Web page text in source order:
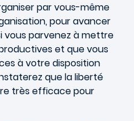
par vous-même
pour avancer
vous parvenez à mettre
et que vous
à votre disposition
que la liberté
très efficace pour